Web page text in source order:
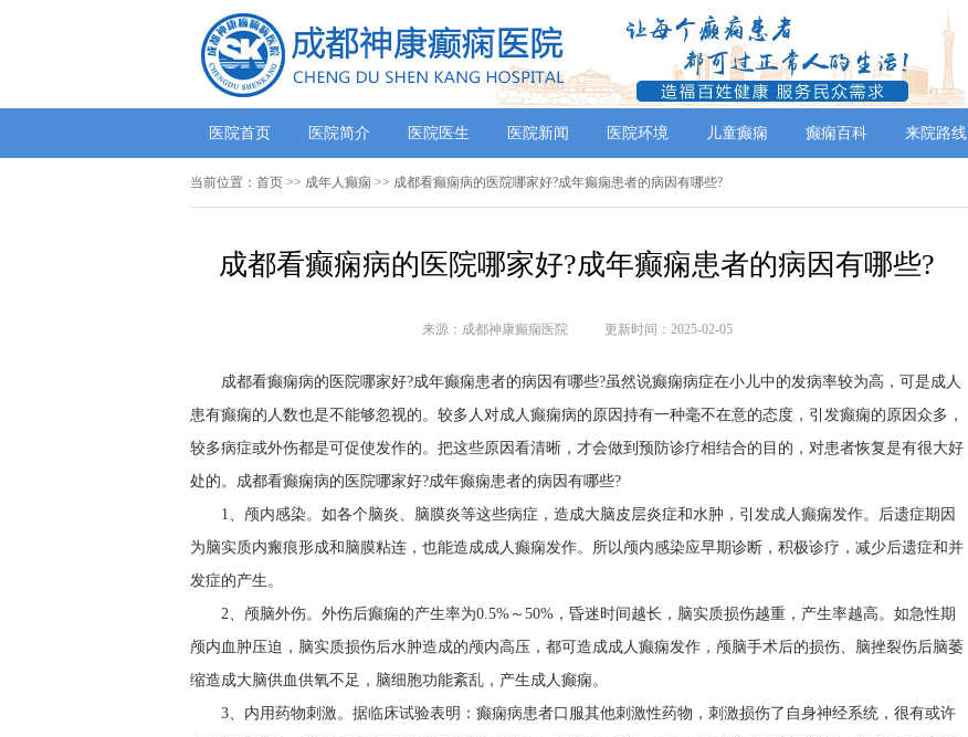
医院首页 医院简介 医院医生 医院新闻 医院环境 儿童癫痫 癫痫百科 来院路线
当前位置： 首页 >> 成年人癫痫 >> 成都看癫痫病的医院哪家好?成年癫痫患者的病因有哪些?
成都看癫痫病的医院哪家好?成年癫痫患者的病因有哪些?
来源：成都神康癫痫医院 更新时间：2025-02-05
成都看癫痫病的医院哪家好?成年癫痫患者的病因有哪些?虽然说癫痫病症在小儿中的发病率较为高，可是成人
患有癫痫的人数也是不能够忽视的。较多人对成人癫痫病的原因持有一种毫不在意的态度，引发癫痫的原因众多，
较多病症或外伤都是可促使发作的。把这些原因看清晰，才会做到预防诊疗相结合的目的，对患者恢复是有很大好
处的。成都看癫痫病的医院哪家好?成年癫痫患者的病因有哪些?
1、颅内感染。如各个脑炎、脑膜炎等这些病症，造成大脑皮层炎症和水肿，引发成人癫痫发作。后遗症期因
为脑实质内瘢痕形成和脑膜粘连，也能造成成人癫痫发作。所以颅内感染应早期诊断，积极诊疗，减少后遗症和并
发症的产生。
2、颅脑外伤。外伤后癫痫的产生率为0.5%～50%，昏迷时间越长，脑实质损伤越重，产生率越高。如急性期
颅内血肿压迫，脑实质损伤后水肿造成的颅内高压，都可造成成人癫痫发作，颅脑手术后的损伤、脑挫裂伤后脑萎
缩造成大脑供血供氧不足，脑细胞功能紊乱，产生成人癫痫。
3、内用药物刺激。据临床试验表明：癫痫病患者口服其他刺激性药物，刺激损伤了自身神经系统，很有或许